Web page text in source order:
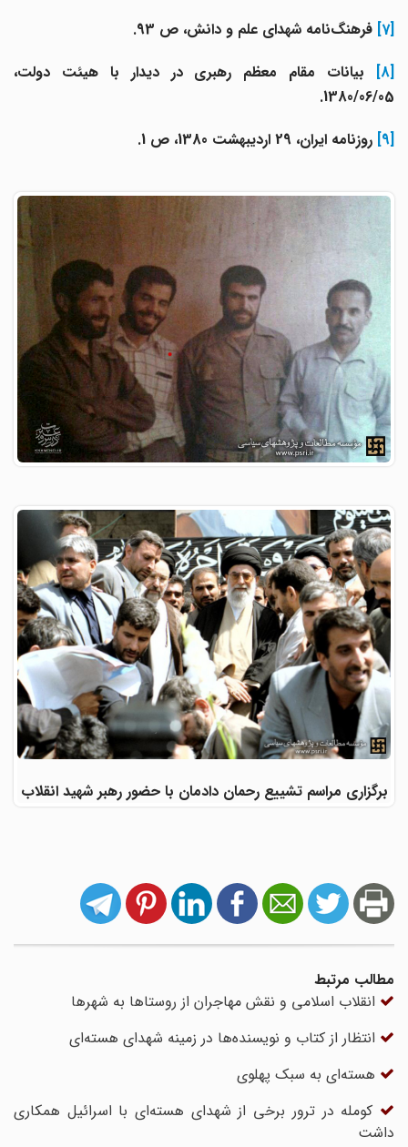
[7]فرهنگ‌نامه شهدای علم و دانش، ص 93.
[8]بیانات مقام معظم رهبری در دیدار با هیئت دولت،
1380/06/05.
[9]روزنامه ایران، 29 اردیبهشت 1380، ص 1.
برگزاری مراسم تشییع رحمان دادمان با حضور رهبر شهید انقلاب
مطالب مرتبط
انقلاب اسلامی و نقش مهاجران از روستاها به شهرها
انتظار از کتاب و نویسنده‌ها در زمینه شهدای هسته‌ای
هسته‌ای به سبک پهلوی
کومله در ترور برخی از شهدای هسته‌ای با اسرائیل همکاری
داشت